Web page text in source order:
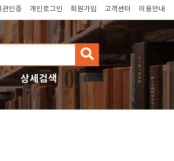
관인증 개인로그인 회원가입 고객센터 이용안내
검
색
상세검색